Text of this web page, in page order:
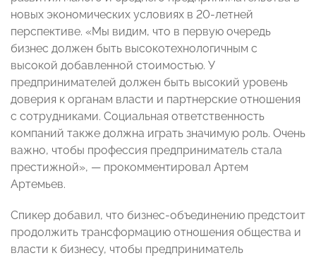
новых экономических условиях в 20-летней
перспективе. «Мы видим, что в первую очередь
бизнес должен быть высокотехнологичным с
высокой добавленной стоимостью. У
предпринимателей должен быть высокий уровень
доверия к органам власти и партнерские отношения
с сотрудниками. Социальная ответственность
компаний также должна играть значимую роль. Очень
важно, чтобы профессия предприниматель стала
престижной», — прокомментировал Артем
Артемьев.
Спикер добавил, что бизнес-объединению предстоит
продолжить трансформацию отношения общества и
власти к бизнесу, чтобы предприниматель